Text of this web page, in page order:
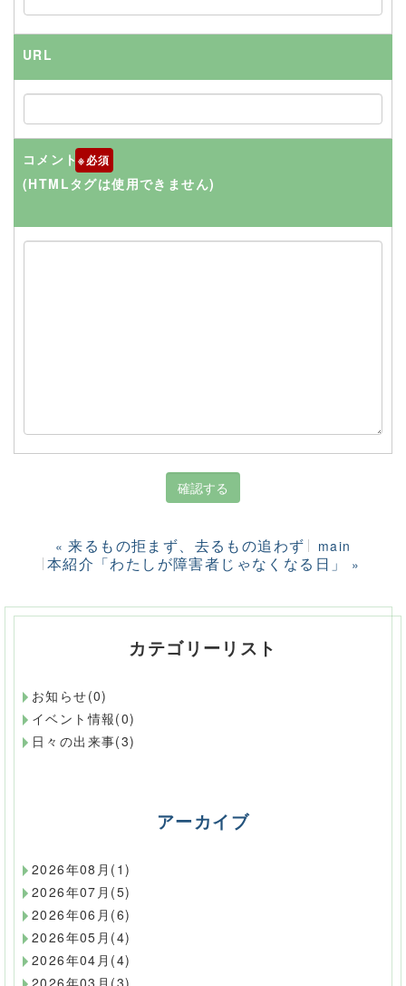
URL
コメント※
(HTMLタグは使用できません)
«来るもの拒まず、去るもの追わず main
本紹介「わたしが障害者じゃなくなる日」 »
カテゴリーリスト
お知らせ(0)
イベント情報(0)
日々の出来事(3)
アーカイブ
2026年08月(1)
2026年07月(5)
2026年06月(6)
2026年05月(4)
2026年04月(4)
2026年03月(3)